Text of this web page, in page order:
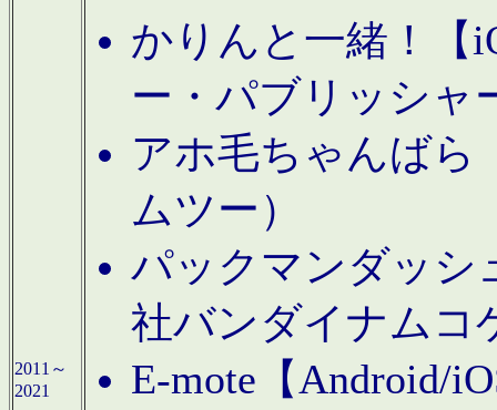
2011～
2021
かりんと一緒！【
ー・パブリッシャ
アホ毛ちゃんばら
ムツー）
パックマンダッシ
社バンダイナムコ
E-mote【Android/